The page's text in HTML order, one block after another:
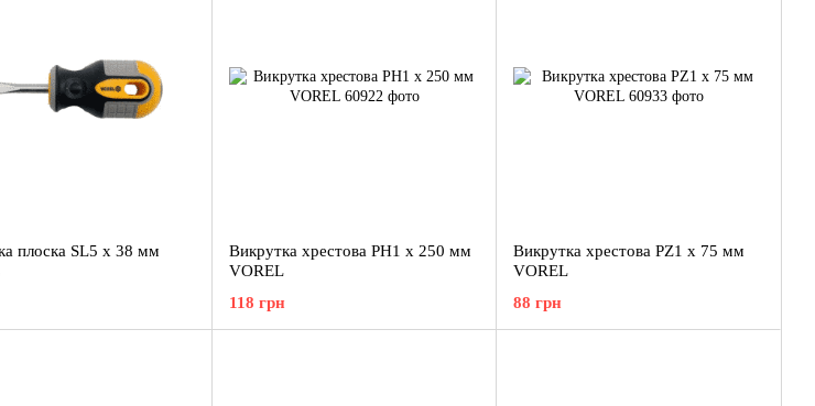
плоска SL5 x 38 мм
Викрутка хрестова PH1 x 250 мм
VOREL
118 грн
Викрутка хрестова PZ1 x 75 мм
VOREL
88 грн